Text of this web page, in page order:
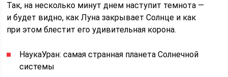
Так, на несколько минут днем наступит темнота —
и будет видно, как Луна закрывает Солнце и как
при этом блестит его удивительная корона.
НаукаУран: самая странная планета Солнечной
системы